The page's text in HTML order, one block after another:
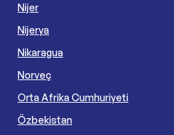
Nijer
Nijerya
Nikaragua
Norveç
Orta Afrika Cumhuriyeti
Özbekistan